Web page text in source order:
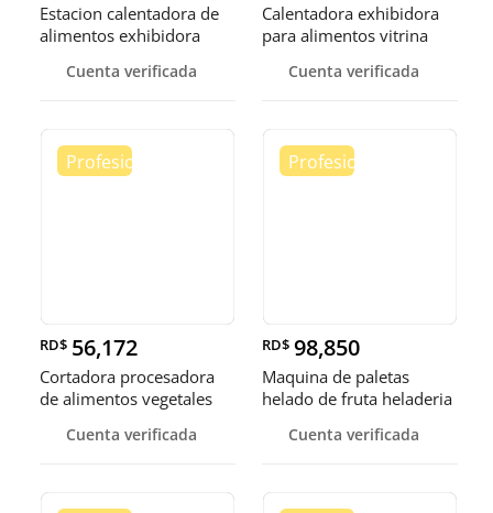
Estacion calentadora de
alimentos exhibidora
Cuenta verificada
Calentadora exhibidora
para alimentos vitrina
Cuenta verificada
RD$ 56,172
Cortadora procesadora
de alimentos vegetales
Cuenta verificada
RD$ 98,850
Maquina de paletas
helado de fruta heladeria
Cuenta verificada